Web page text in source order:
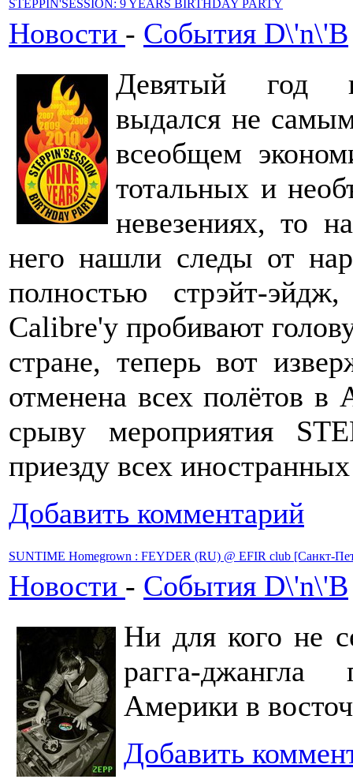
STEPPIN'SESSION: 9 YEARS BIRTHDAY PARTY
Новости - События D\'n\'B
Девятый год
выдался не
всеобщем
тотальных и
невезениях, то
него нашли следы от
полностью стрэйт-
Calibre'у пробивают
стране, теперь вот
отменена всех полётов
срыву мероприятия
приезду всех
Добавить комментарий
SUNTIME Homegrown : FEYDER (RU) @ EFIR club [Санкт-
Новости - События D\'n\'B
Ни для кого не
рагга-джангла
Америки в
Добавить